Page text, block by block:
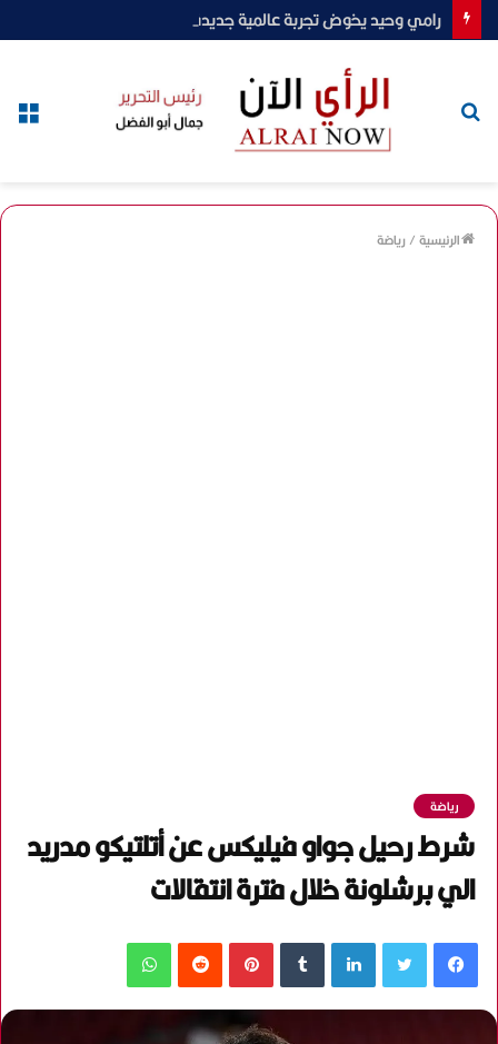
الرئيسية/رياضة
رياضة
شرط رحيل جواو فيليكس عن أتلتيكو مدريد
الي برشلونة خلال فترة انتقالات
فيسبوك لينكدإن بينتيريست